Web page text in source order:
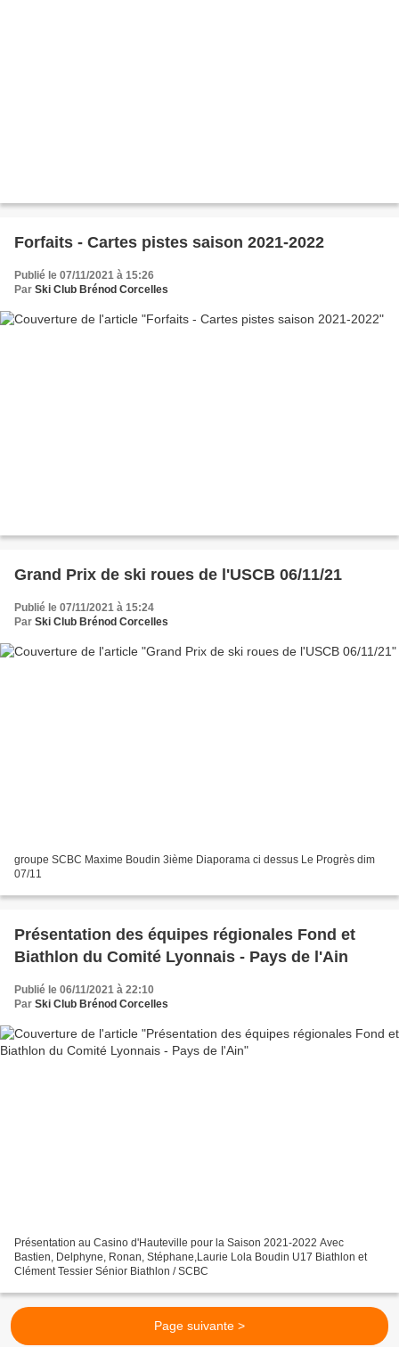
Forfaits - Cartes pistes saison 2021-2022
Publié le 07/11/2021 à 15:26
Par Ski Club Brénod Corcelles
Grand Prix de ski roues de l'USCB 06/11/21
Publié le 07/11/2021 à 15:24
Par Ski Club Brénod Corcelles
groupe SCBC Maxime Boudin 3ième Diaporama ci dessus Le Progrès dim
07/11
Présentation des équipes régionales Fond et
Biathlon du Comité Lyonnais - Pays de l'Ain
Publié le 06/11/2021 à 22:10
Par Ski Club Brénod Corcelles
Présentation au Casino d'Hauteville pour la Saison 2021-2022 Avec
Bastien, Delphyne, Ronan, Stéphane,Laurie Lola Boudin U17 Biathlon et
Clément Tessier Sénior Biathlon / SCBC
Page suivante >